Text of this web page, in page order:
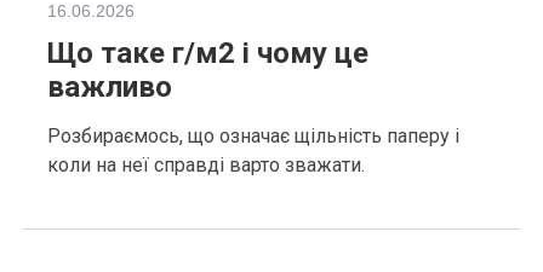
16.06.2026
Що таке г/м2 і чому це
важливо
Розбираємось, що означає щільність паперу і
коли на неї справді варто зважати.